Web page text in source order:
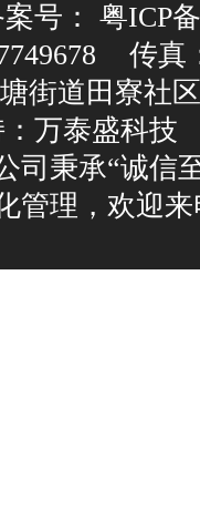
号：
粤ICP
传真
街道田寮社
万泰盛科技
司秉承“诚信
管理，欢迎